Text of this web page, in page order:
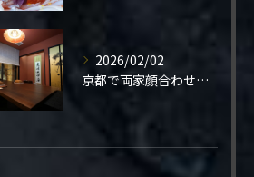
2026/02/02
京都で両家顔合わせをご検討の方へ。